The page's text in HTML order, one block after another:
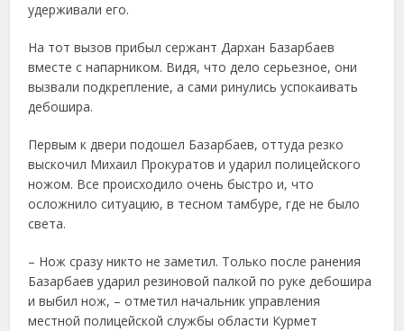
удерживали его.
На тот вызов прибыл сержант Дархан Базарбаев
вместе с напарником. Видя, что дело серьезное, они
вызвали подкрепление, а сами ринулись успокаивать
дебошира.
Первым к двери подошел Базарбаев, оттуда резко
выскочил Михаил Прокуратов и ударил полицейского
ножом. Все происходило очень быстро и, что
осложнило ситуацию, в тесном тамбуре, где не было
света.
– Нож сразу никто не заметил. Только после ранения
Базарбаев ударил резиновой палкой по руке дебошира
и выбил нож, – отметил начальник управления
местной полицейской службы области Курмет